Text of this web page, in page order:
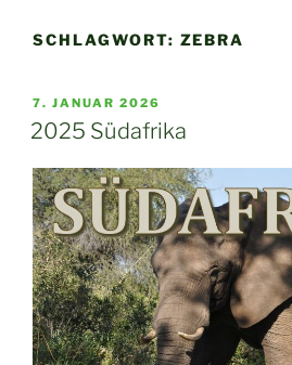
SCHLAGWORT: ZEBRA
VERÖFFENTLICHT
AM
7. JANUAR 2026
2025 Südafrika